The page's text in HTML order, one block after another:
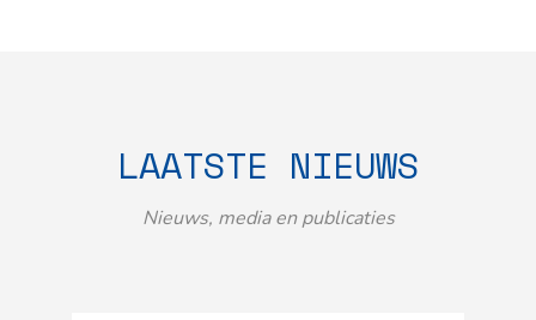
LAATSTE NIEUWS
Nieuws, media en publicaties